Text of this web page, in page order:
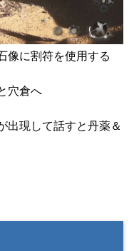
像に割符を使用する
穴倉へ
出現して話すと丹薬＆